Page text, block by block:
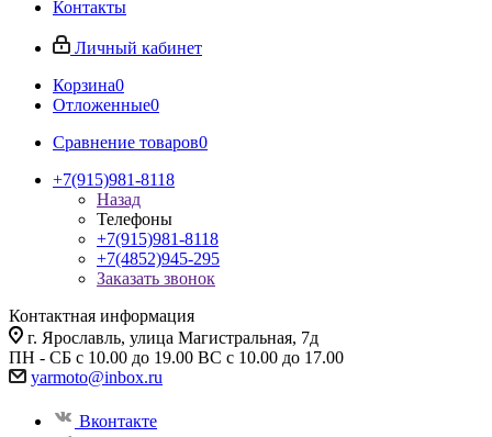
Контакты
Личный кабинет
Корзина0
Отложенные0
Сравнение товаров0
+7(915)981-8118
Назад
Телефоны
+7(915)981-8118
+7(4852)945-295
Заказать звонок
Контактная информация
г. Ярославль, улица Магистральная, 7д
ПН - СБ с 10.00 до 19.00 ВС с 10.00 до 17.00
yarmoto@inbox.ru
Вконтакте